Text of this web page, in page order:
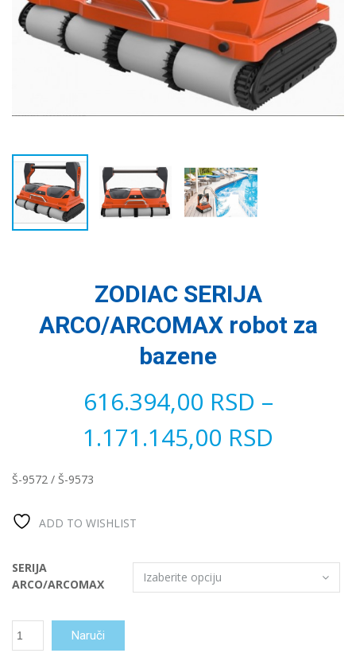
ZODIAC SERIJA
ARCO/ARCOMAX robot za
bazene
616.394,00 RSD –
1.171.145,00 RSD
Š-9572 / Š-9573
ADD TO WISHLIST
SERIJA
ARCO/ARCOMAX
SERIJA
Naruči